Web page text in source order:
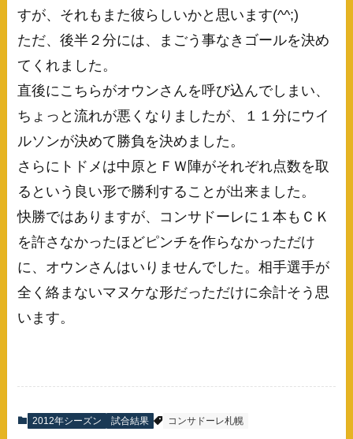
すが、それもまた彼らしいかと思います(^^;)
ただ、後半２分には、まごう事なきゴールを決め
てくれました。
直後にこちらがオウンさんを呼び込んでしまい、
ちょっと流れが悪くなりましたが、１１分にウイ
ルソンが決めて勝負を決めました。
さらにトドメは中原とＦＷ陣がそれぞれ点数を取
るという良い形で勝利することが出来ました。
快勝ではありますが、コンサドーレに１本もＣＫ
を許さなかったほどピンチを作らなかっただけ
に、オウンさんはいりませんでした。相手選手が
全く絡まないマヌケな形だっただけに余計そう思
います。
2012年シーズン 試合結果 コンサドーレ札幌